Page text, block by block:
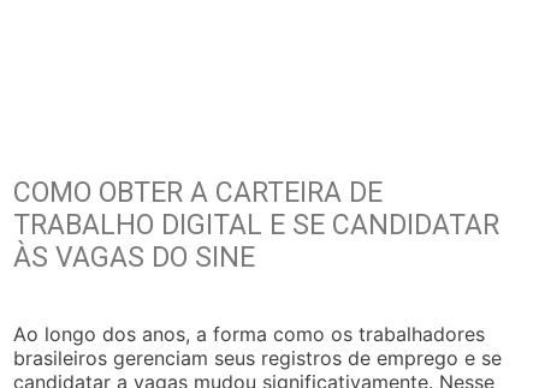
COMO OBTER A CARTEIRA DE
TRABALHO DIGITAL E SE CANDIDATAR
ÀS VAGAS DO SINE
Ao longo dos anos, a forma como os trabalhadores
brasileiros gerenciam seus registros de emprego e se
candidatar a vagas mudou significativamente. Nesse